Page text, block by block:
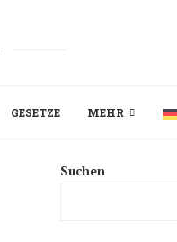
GESETZE MEHR
Suchen